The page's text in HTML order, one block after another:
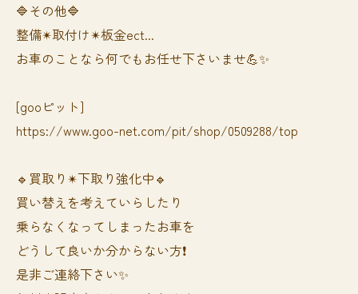
🔷その他🔷
整備✴︎取付け✴︎板金ect...
お車のことなら何でもお任せ下さいませ💪✨
[gooピット]
https://www.goo-net.com/pit/shop/0509288/top
🔹買取り✴︎下取り強化中🔹
買い替えを考えていらしたり
乗らなくなってしまったお車を
どうして良いか分からない方❗️
是非ご連絡下さい✨